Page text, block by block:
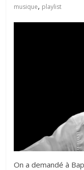
musique, playlist
On a demandé à